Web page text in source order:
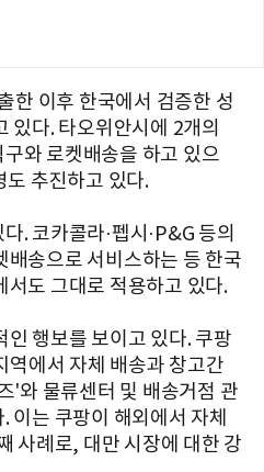
한 이후 한국에서 검증한 성
있다. 타오위안시에 2개의
와 로켓배송을 하고 있으
도 추진하고 있다.
. 코카콜라·펩시·P&G 등의
배송으로 서비스하는 등 한국
서도 그대로 적용하고 있다.
행보를 보이고 있다. 쿠팡
역에서 자체 배송과 창고간
'와 물류센터 및 배송거점 관
이는 쿠팡이 해외에서 자체
사례로, 대만 시장에 대한 강